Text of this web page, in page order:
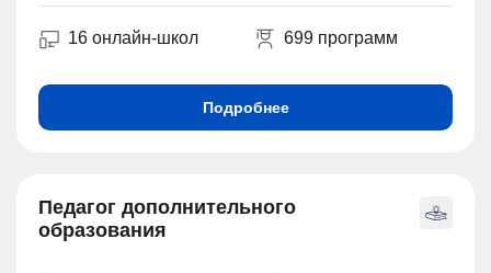
16 онлайн-школ 699 программ
Подробнее
Педагог дополнительного
образования